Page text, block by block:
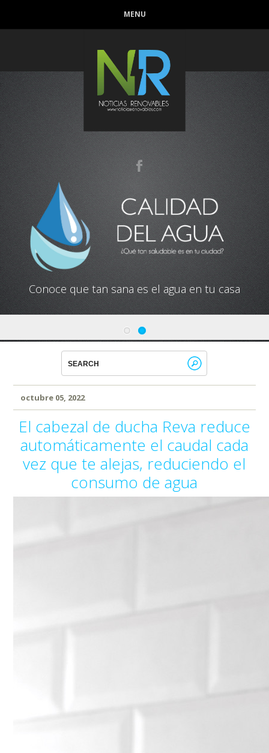
MENU
Conoce que tan sana es el agua en tu casa
Conoce cual es el mejor calentador solar de
México
octubre 05, 2022
El cabezal de ducha Reva reduce
automáticamente el caudal cada
vez que te alejas, reduciendo el
consumo de agua